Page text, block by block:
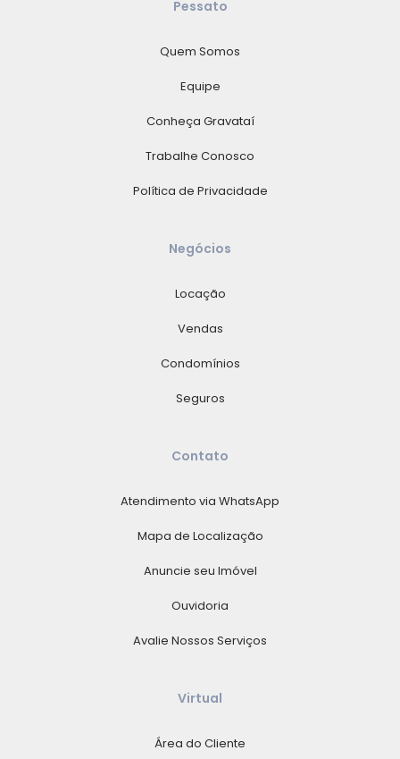
Pessato
Quem Somos
Equipe
Conheça Gravataí
Trabalhe Conosco
Política de Privacidade
Negócios
Locação
Vendas
Condomínios
Seguros
Contato
Atendimento via WhatsApp
Mapa de Localização
Anuncie seu Imóvel
Ouvidoria
Avalie Nossos Serviços
Virtual
Área do Cliente